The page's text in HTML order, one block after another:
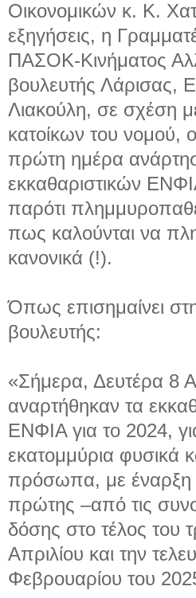
Οικονομικών κ. Κ.
εξηγήσεις, η
ΠΑΣΟΚ-Κινήματος
βουλευτής Λάρισας,
Λιακούλη, σε σχέση
κατοίκων του νομού,
πρώτη ημέρα
εκκαθαριστικών
παρότι
πως καλούνται να
κανονικά (!).
Όπως επισημαίνει
βουλευτής:
«Σήμερα, Δευτέρα 8
αναρτήθηκαν τα
ΕΝΦΙΑ για το 2024,
εκατομμύρια φυσικά
πρόσωπα, με έναρξη
πρώτης –από τις
δόσης στο τέλος του
Απριλίου και την
Φεβρουαρίου του